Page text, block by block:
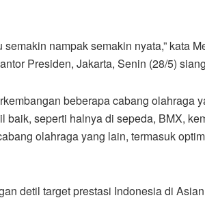
nampak semakin nyata,” kata
Presiden, Jakarta, Senin (28/5)
beberapa cabang olahraga
baik, seperti halnya di sepeda, BMX,
olahraga yang lain, termasuk
detil target prestasi Indonesia di